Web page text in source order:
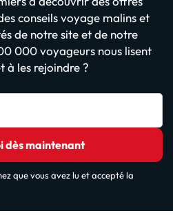
conseils voyage malins et
de notre site et de notre
000 voyageurs nous lisent
à les rejoindre ?
dès maintenant
que vous avez lu et accepté la